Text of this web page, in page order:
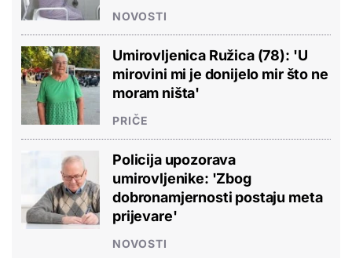
NOVOSTI
Umirovljenica Ružica (78): 'U
mirovini mi je donijelo mir što ne
moram ništa'
PRIČE
Policija upozorava
umirovljenike: 'Zbog
dobronamjernosti postaju meta
prijevare'
NOVOSTI